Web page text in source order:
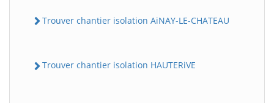
Trouver chantier isolation AiNAY-LE-CHATEAU
Trouver chantier isolation HAUTERiVE